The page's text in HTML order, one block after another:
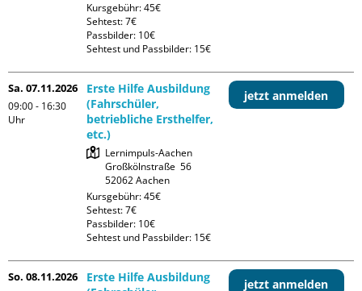
Kursgebühr: 45€
Sehtest: 7€
Passbilder: 10€
Sehtest und Passbilder: 15€
Sa. 07.11.2026
09:00 - 16:30
Uhr
Erste Hilfe Ausbildung
(Fahrschüler,
betriebliche Ersthelfer,
etc.)
Lernimpuls-Aachen
Großkölnstraße  56
Kursgebühr: 45€
Sehtest: 7€
Passbilder: 10€
Sehtest und Passbilder: 15€
jetzt anmelden
So. 08.11.2026
Erste Hilfe Ausbildung
jetzt anmelden